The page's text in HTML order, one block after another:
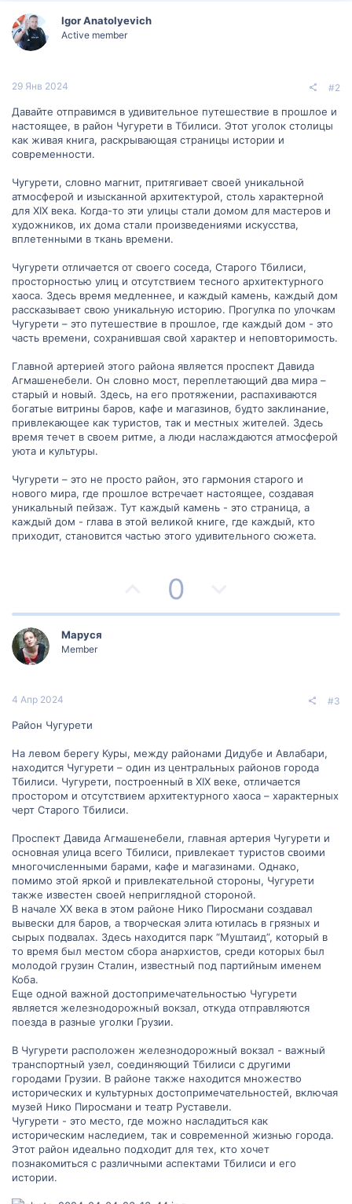
Igor Anatolyevich
Active member
29 Янв 2024 #2
Давайте отправимся в удивительное путешествие в прошлое и
настоящее, в район Чугурети в Тбилиси. Этот уголок столицы
как живая книга, раскрывающая страницы истории и
современности.
Чугурети, словно магнит, притягивает своей уникальной
атмосферой и изысканной архитектурой, столь характерной
для XIX века. Когда-то эти улицы стали домом для мастеров и
художников, их дома стали произведениями искусства,
вплетенными в ткань времени.
Чугурети отличается от своего соседа, Старого Тбилиси,
просторностью улиц и отсутствием тесного архитектурного
хаоса. Здесь время медленнее, и каждый камень, каждый дом
рассказывает свою уникальную историю. Прогулка по улочкам
Чугурети – это путешествие в прошлое, где каждый дом - это
часть времени, сохранившая свой характер и неповторимость.
Главной артерией этого района является проспект Давида
Агмашенебели. Он словно мост, переплетающий два мира –
старый и новый. Здесь, на его протяжении, распахиваются
богатые витрины баров, кафе и магазинов, будто заклинание,
привлекающее как туристов, так и местных жителей. Здесь
время течет в своем ритме, а люди наслаждаются атмосферой
уюта и культуры.
Чугурети – это не просто район, это гармония старого и
нового мира, где прошлое встречает настоящее, создавая
уникальный пейзаж. Тут каждый камень - это страница, а
каждый дом - глава в этой великой книге, где каждый, кто
приходит, становится частью этого удивительного сюжета.
о
в
н
ы
й
г
о
л
о
с
0
е
в
н
й
г
о
л
о
с
Маруся
Member
4 Апр 2024 #3
Район Чугурети
На левом берегу Куры, между районами Дидубе и Авлабари,
находится Чугурети – один из центральных районов города
Тбилиси. Чугурети, построенный в XIX веке, отличается
простором и отсутствием архитектурного хаоса – характерных
черт Старого Тбилиси.
Проспект Давида Агмашенебели, главная артерия Чугурети и
основная улица всего Тбилиси, привлекает туристов своими
многочисленными барами, кафе и магазинами. Однако,
помимо этой яркой и привлекательной стороны, Чугурети
также известен своей неприглядной стороной.
В начале XX века в этом районе Нико Пиросмани создавал
вывески для баров, а творческая элита ютилась в грязных и
сырых подвалах. Здесь находится парк “Муштаид”, который в
то время был местом сбора анархистов, среди которых был
молодой грузин Сталин, известный под партийным именем
Коба.
Еще одной важной достопримечательностью Чугурети
является железнодорожный вокзал, откуда отправляются
поезда в разные уголки Грузии.
В Чугурети расположен железнодорожный вокзал - важный
транспортный узел, соединяющий Тбилиси с другими
городами Грузии. В районе также находится множество
исторических и культурных достопримечательностей, включая
музей Нико Пиросмани и театр Руставели.
Чугурети - это место, где можно насладиться как
историческим наследием, так и современной жизнью города.
Этот район идеально подходит для тех, кто хочет
познакомиться с различными аспектами Тбилиси и его
истории.